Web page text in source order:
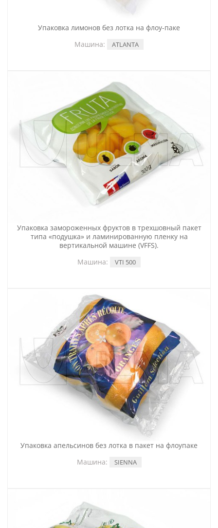
Упаковка лимонов без лотка на флоу-паке
Машина:
ATLANTA
Упаковка замороженных фруктов в трехшовный пакет
типа «подушка» и ламинированную пленку на
вертикальной машине (VFFS).
Машина:
VTI 500
Упаковка апельсинов без лотка в пакет на флоупаке
Машина:
SIENNA